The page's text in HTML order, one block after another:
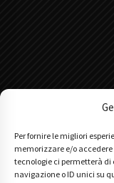
Per fornire le migliori
memorizzare e/o
tecnologie ci permetterà
navigazione o ID unici su